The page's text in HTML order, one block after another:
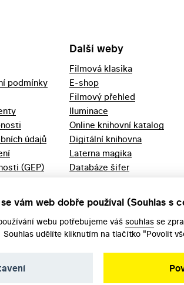
podmínky
údajů
(GEP)
Další weby
Filmová klasika
E-shop
Filmový přehled
Iluminace
Online knihovní katalog
Digitální knihovna
Laterna magika
Databáze šifer
vám web dobře používal (Souhlas s
webu potřebujeme váš souhlas se
Souhlas udělíte kliknutím na tlačítko "Povolit